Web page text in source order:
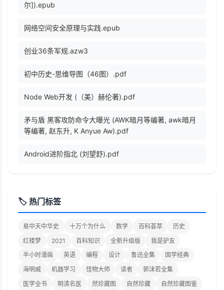
尔]).epub
网络空间安全原理与实践.epub
创业36条军规.azw3
初中历史-思维导图（46图）.pdf
Node Web开发 (（美）赫伦著).pdf
矛与盾 黑客攻防命令大曝光 (AWK暗月等编著, awk暗月
等编著, 赵东升, K Anyue Aw).pdf
Android进阶指北 (刘望舒).pdf
🏷️ 热门标签
易中天中华史 十万个为什么 数学 百科荟萃
历史
红楼梦
2021 百科知识 全新升级版
我是驴友
半小时漫画
英语 编程 设计 鲁迅全集
国学经典
海明威
机器学习 怪物大师 读者
郭沫若全集
医学全书
明清名医 然珍藏图 自然珍藏
自然珍藏图鉴